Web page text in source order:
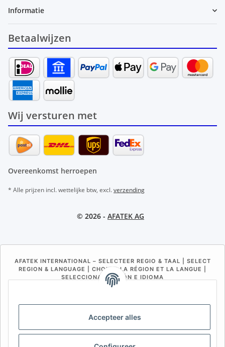
Accepteer alles
Informatie
Betaalwijzen
Wij versturen met
Overeenkomst herroepen
* Alle prijzen incl. wettelijke btw, excl.verzending
© 2026 - AFATEK AG
AFATEK INTERNATIONAL – SELECTEER REGIO & TAAL | SELECT
REGION & LANGUAGE | CHOISIR LA RÉGION ET LA LANGUE |
SELECCIONAR REGIÓN E IDIOMA
BE (NL) BE (FR)
FR IT ES DK PL